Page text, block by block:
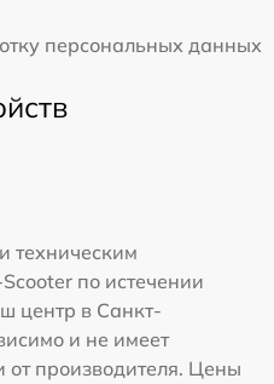
персональных данных
техническим
по истечении
центр в Санкт-
и не имеет
производителя. Цены